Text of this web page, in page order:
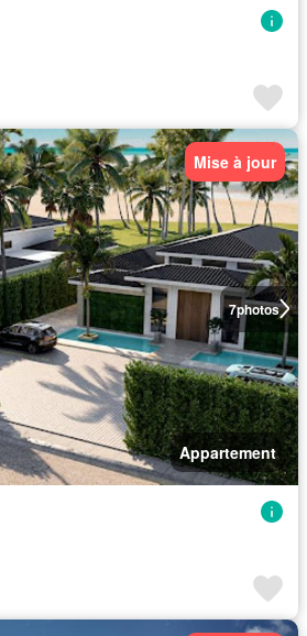
7photos
Mise à jour
Appartement